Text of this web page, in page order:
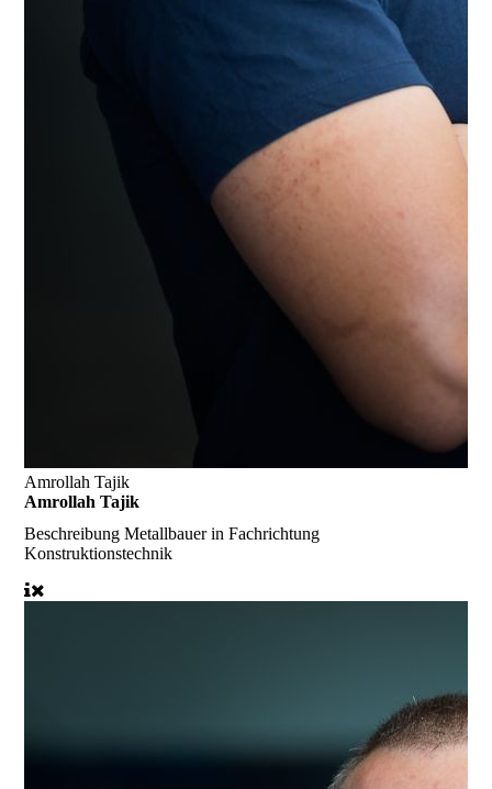
Amrollah Tajik
Amrollah Tajik
BeschreibungMetallbauer in Fachrichtung
Konstruktionstechnik